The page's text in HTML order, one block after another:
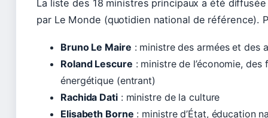
La liste des 18 ministres principaux a été
par Le Monde (quotidien national de référence).
Bruno Le Maire : ministre des armées et des
Roland Lescure : ministre de l’économie,
énergétique (entrant)
Rachida Dati: ministre de la culture
Elisabeth Borne : ministre d’État, éducation